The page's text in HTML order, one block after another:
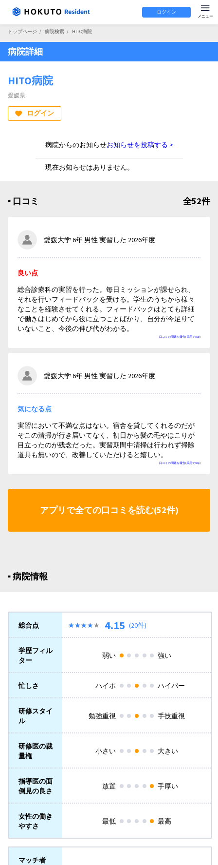
ログイン
トップページ / 病院検索 / HITO病院
病院詳細
HITO病院
愛媛県
ログイン
病院からのお知らせお知らせを投稿する >
現在お知らせはありません。
▪︎ 口コミ 全52件
愛媛大学 6年 男性 実習した 2026年度
口コミの問題を報告(採用で50p)
良い点
総合診療科の実習を行った。毎日ミッションが課せられ、
それを行いフィードバックを受ける。学生のうちから様々
なことを経験させてくれる。フィードバックはとても詳細
で働きはじめてから役に立つことばかり、自分が今足りて
いないこと、今後の伸び代がわかる。
愛媛大学 6年 男性 実習した 2026年度
口コミの問題を報告(採用で50p)
気になる点
実習において不満な点はない。宿舎を貸してくれるのだが
そこの清掃が行き届いてなく、初日から髪の毛やほこりが
目立ったのが残念だった。実習期間中清掃は行われず掃除
道具も無いので、改善していただけると嬉しい。
アプリで全ての口コミを読む(52件)
▪︎ 病院情報
総合点 ★★★★★
★★★★★ 4.15 (20件)
学歴フィル
ター
弱い 強い
忙しさ ハイポ ハイパー
研修スタイ
ル
勉強重視 手技重視
研修医の裁
量権
小さい 大きい
指導医の面
倒見の良さ
放置 手厚い
女性の働き
やすさ
最低 最高
マッチ者